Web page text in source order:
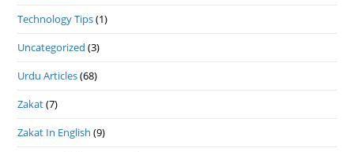
Technology Tips(1)
Uncategorized (3)
Urdu Articles(68)
Zakat(7)
Zakat In English (9)